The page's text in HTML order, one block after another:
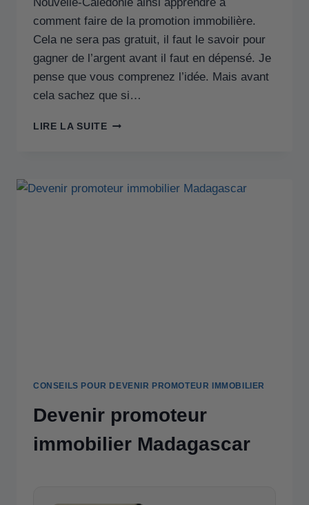
comment faire de la promotion immobilière.
Cela ne sera pas gratuit, il faut le savoir pour
gagner de l’argent avant il faut en dépensé. Je
pense que vous comprenez l’idée. Mais avant
cela sachez que si…
LIRE LA SUITE
CONSEILS POUR DEVENIR PROMOTEUR IMMOBILIER
Devenir promoteur
immobilier Madagascar